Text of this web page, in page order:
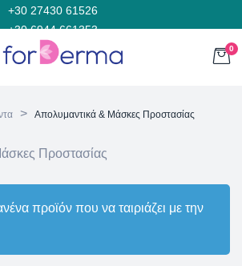
+30 27430 61526
+30 6944 661353
0
> Απολυμαντικά & Μάσκες Προστασίας
Προστασίας
προϊόν που να ταιριάζει με την